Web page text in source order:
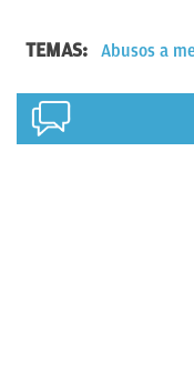
TEMAS: Abusos a